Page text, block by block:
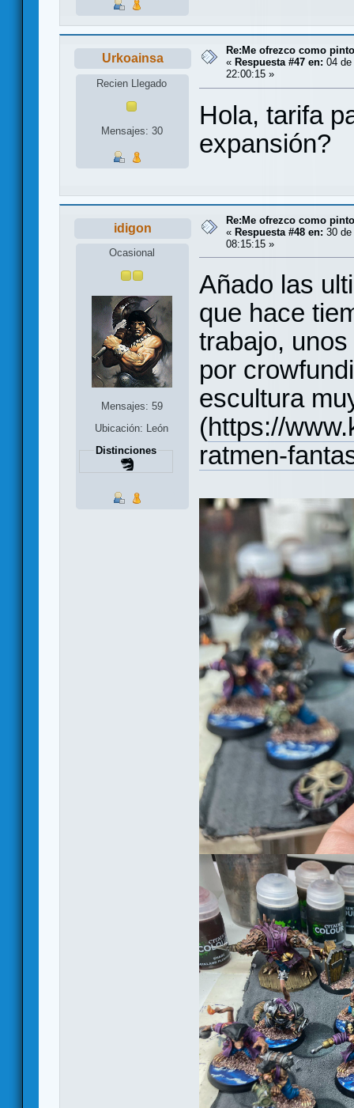
Urkoainsa
Recien Llegado
Mensajes: 30
Re:Me ofrezco como
« Respuesta #47 en: 04
22:00:15 »
Hola, tarifa
expansión?
idigon
Ocasional
Mensajes: 59
Ubicación: León
Distinciones
Re:Me ofrezco como
« Respuesta #48 en: 30 de
08:15:15 »
Añado las
que hace
trabajo,
por
escultura
(https://
ratmen-